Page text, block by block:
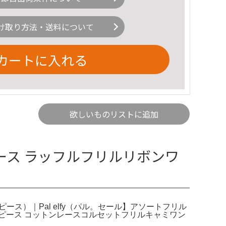
取り方法・送料について
ートに入れる
欲しいものリストに追加
ラッフルフリルリボンワ
ース）｜Pal elfy（パル。セール】アソートフリル
ス コットンレースコルセットフリルキャミワン